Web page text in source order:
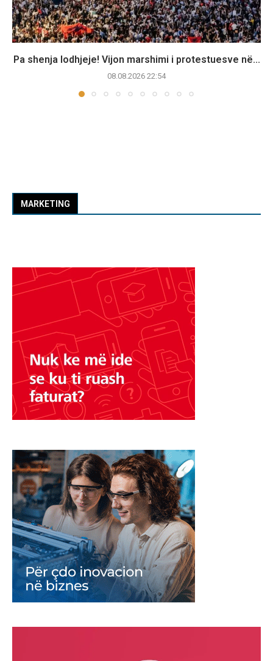
Pa shenja lodhjeje! Vijon marshimi i protestuesve në...
08.08.2026 22:54
MARKETING